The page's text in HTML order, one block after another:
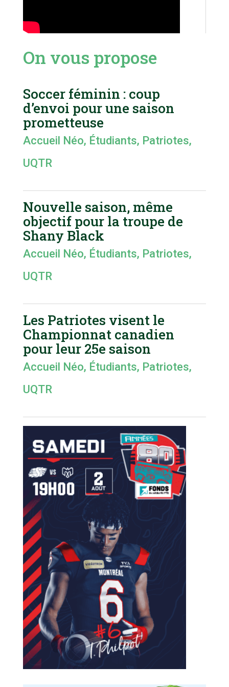
On vous propose
Soccer féminin : coup
d’envoi pour une saison
prometteuse
Accueil Néo, Étudiants, Patriotes,
UQTR
Nouvelle saison, même
objectif pour la troupe de
Shany Black
Accueil Néo, Étudiants, Patriotes,
UQTR
Les Patriotes visent le
Championnat canadien
pour leur 25e saison
Accueil Néo, Étudiants, Patriotes,
UQTR